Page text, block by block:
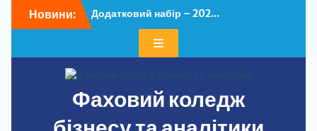
доНовини:
Додатковий набір – 202...
У ФКБА НАСОА
Фаховий коледж